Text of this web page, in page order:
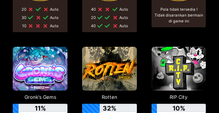
20
Auto
30
Auto
10
Auto
40
Auto
20
Auto
40
Auto
Pola tidak tersedia !
Tidak disarankan bermain
di game ini
Gronk's Gems
11%
Rotten
32%
RIP City
10%